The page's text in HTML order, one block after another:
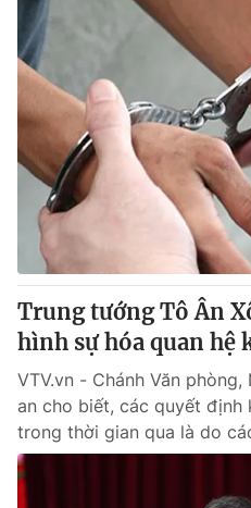
Trung tướng Tô Ân
hình sự hóa quan hệ
VTV.vn - Chánh Văn
an cho biết, các quyết
trong thời gian qua là do